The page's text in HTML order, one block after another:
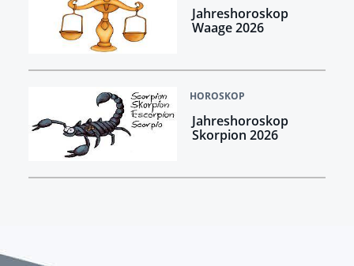
Jahreshoroskop
Waage 2026
HOROSKOP
Jahreshoroskop
Skorpion 2026